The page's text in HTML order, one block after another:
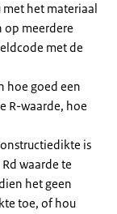
het materiaal
op meerdere
met de
hoe goed een
R-waarde, hoe
is
waarde te
het geen
toe, of hou